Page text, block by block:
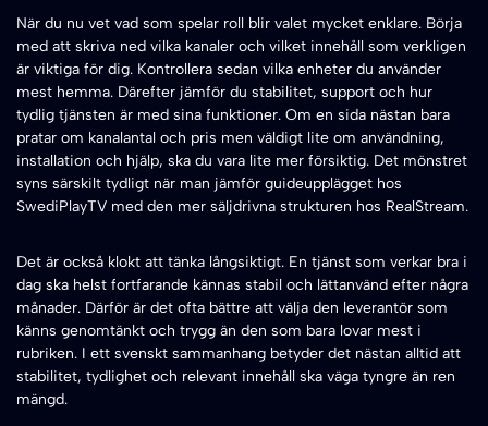
När du nu vet vad som spelar roll blir valet mycket enklare. Börja
med att skriva ned vilka kanaler och vilket innehåll som verkligen
är viktiga för dig. Kontrollera sedan vilka enheter du använder
mest hemma. Därefter jämför du stabilitet, support och hur
tydlig tjänsten är med sina funktioner. Om en sida nästan bara
pratar om kanalantal och pris men väldigt lite om användning,
installation och hjälp, ska du vara lite mer försiktig. Det mönstret
syns särskilt tydligt när man jämför guideupplägget hos
SwediPlayTV med den mer säljdrivna strukturen hos RealStream.
Det är också klokt att tänka långsiktigt. En tjänst som verkar bra i
dag ska helst fortfarande kännas stabil och lättanvänd efter några
månader. Därför är det ofta bättre att välja den leverantör som
känns genomtänkt och trygg än den som bara lovar mest i
rubriken. I ett svenskt sammanhang betyder det nästan alltid att
stabilitet, tydlighet och relevant innehåll ska väga tyngre än ren
mängd.